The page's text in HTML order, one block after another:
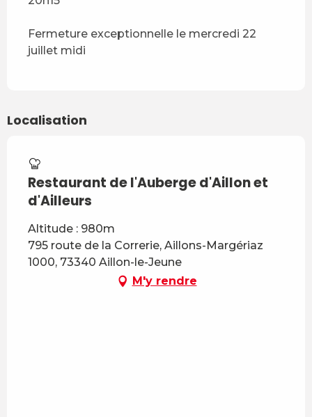
Fermeture exceptionnelle le mercredi 22
juillet midi
Localisation
Restaurant de l'Auberge d'Aillon et
d'Ailleurs
Altitude : 980m
795 route de la Correrie, Aillons-Margériaz
1000, 73340 Aillon-le-Jeune
M'y rendre